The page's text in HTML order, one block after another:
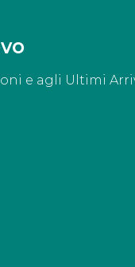
e agli Ultimi